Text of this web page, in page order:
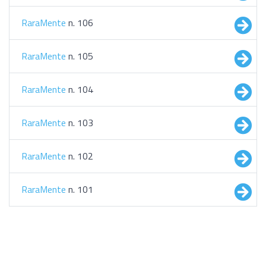
RaraMente n. 106
RaraMente n. 105
RaraMente n. 104
RaraMente n. 103
RaraMente n. 102
RaraMente n. 101